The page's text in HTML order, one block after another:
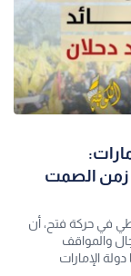
زمن الصمت
في حركة فتح، أن
والمواقف
دولة الإمارات